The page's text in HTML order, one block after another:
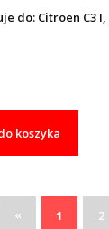
do: Citroen C3 I,
koszyka
« 1 2